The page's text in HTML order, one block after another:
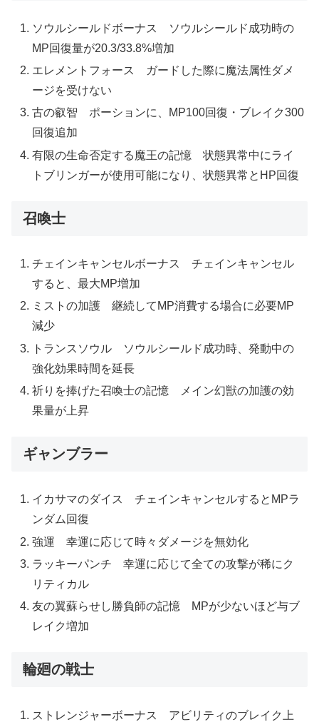
ソウルシールドボーナス ソウルシールド成功時の
MP回復量が20.3/33.8%増加
エレメントフォース ガードした際に魔法属性ダメ
ージを受けない
古の叡智 ポーションに、MP100回復・ブレイク300
回復追加
有限の生命否定する魔王の記憶 状態異常中にライ
トブリンガーが使用可能になり、状態異常とHP回復
召喚士
チェインキャンセルボーナス チェインキャンセル
すると、最大MP増加
ミストの加護 継続してMP消費する場合に必要MP
減少
トランスソウル ソウルシールド成功時、発動中の
強化効果時間を延長
祈りを捧げた召喚士の記憶 メイン幻獣の加護の効
果量が上昇
ギャンブラー
イカサマのダイス チェインキャンセルするとMPラ
ンダム回復
強運 幸運に応じて時々ダメージを無効化
ラッキーパンチ 幸運に応じて全ての攻撃が稀にク
リティカル
友の翼蘇らせし勝負師の記憶 MPが少ないほど与ブ
レイク増加
輪廻の戦士
ストレンジャーボーナス アビリティのブレイク上